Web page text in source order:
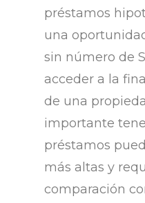
préstamos
una
sin número de
acceder a la
de una
importante
préstamos
más altas y
comparación